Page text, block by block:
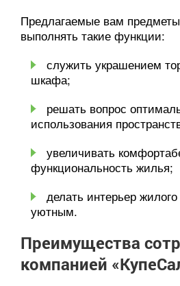
Предлагаемые вам
выполнять такие функции:
служить украшением
шкафа;
решать вопрос
использования
увеличивать
функциональность жилья;
делать интерьер
уютным.
Преимущества
компанией